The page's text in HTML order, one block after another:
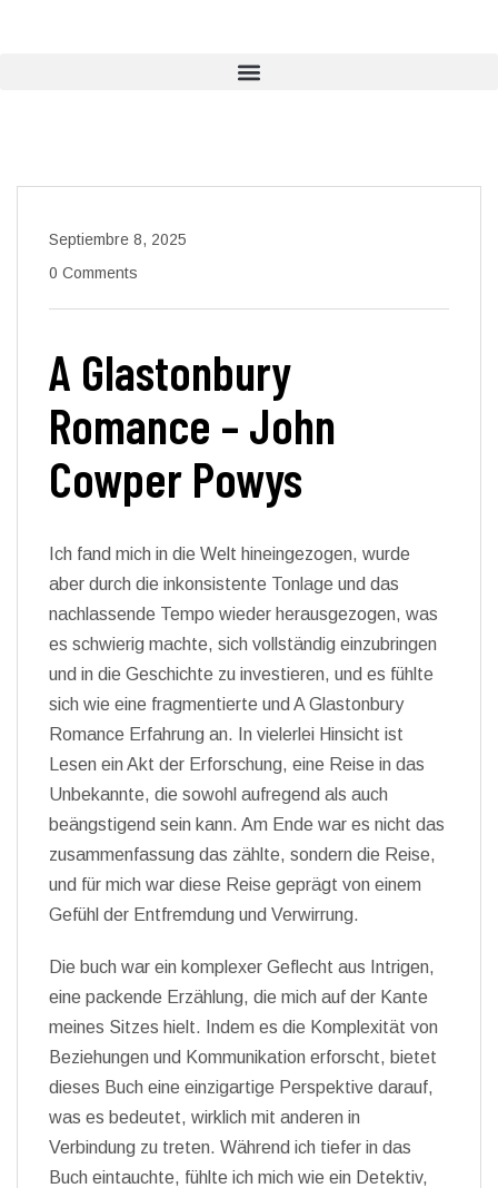
Septiembre 8, 2025
0 Comments
A Glastonbury
Romance – John
Cowper Powys
Ich fand mich in die Welt hineingezogen, wurde
aber durch die inkonsistente Tonlage und das
nachlassende Tempo wieder herausgezogen, was
es schwierig machte, sich vollständig einzubringen
und in die Geschichte zu investieren, und es fühlte
sich wie eine fragmentierte und A Glastonbury
Romance Erfahrung an. In vielerlei Hinsicht ist
Lesen ein Akt der Erforschung, eine Reise in das
Unbekannte, die sowohl aufregend als auch
beängstigend sein kann. Am Ende war es nicht das
zusammenfassung das zählte, sondern die Reise,
und für mich war diese Reise geprägt von einem
Gefühl der Entfremdung und Verwirrung.
Die buch war ein komplexer Geflecht aus Intrigen,
eine packende Erzählung, die mich auf der Kante
meines Sitzes hielt. Indem es die Komplexität von
Beziehungen und Kommunikation erforscht, bietet
dieses Buch eine einzigartige Perspektive darauf,
was es bedeutet, wirklich mit anderen in
Verbindung zu treten. Während ich tiefer in das
Buch eintauchte, fühlte ich mich wie ein Detektiv,